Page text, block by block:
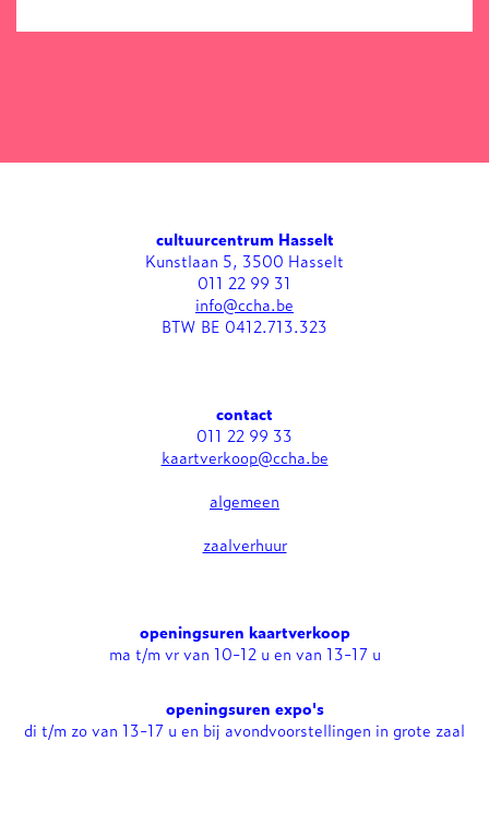
cultuurcentrum Hasselt
Kunstlaan 5, 3500 Hasselt
011 22 99 31
info@ccha.be
BTW BE 0412.713.323
contact
011 22 99 33
kaartverkoop@ccha.be
algemeen
zaalverhuur
openingsuren kaartverkoop
ma t/m vr van 10-12 u en van 13-17 u
openingsuren expo's
di t/m zo van 13-17 u en bij avondvoorstellingen in grote zaal